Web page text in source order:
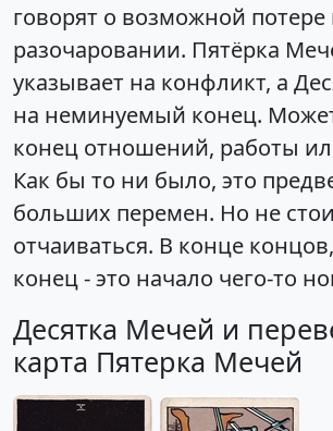
говорят о возможной потере
разочаровании. Пятёрка
указывает на конфликт, а
на неминуемый конец.
конец отношений, работы
Как бы то ни было, это
больших перемен. Но не
отчаиваться. В конце
конец - это начало чего-то
Десятка Мечей и
карта Пятерка Мечей